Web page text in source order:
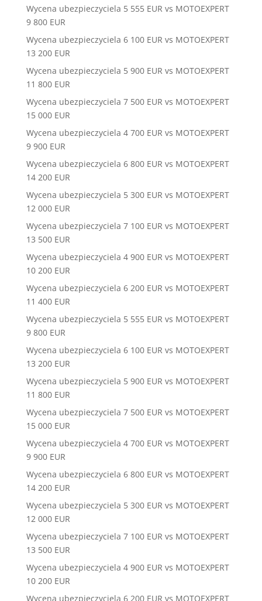
Wycena ubezpieczyciela 5 555 EUR vs MOTOEXPERT
9 800 EUR
Wycena ubezpieczyciela 6 100 EUR vs MOTOEXPERT
13 200 EUR
Wycena ubezpieczyciela 5 900 EUR vs MOTOEXPERT
11 800 EUR
Wycena ubezpieczyciela 7 500 EUR vs MOTOEXPERT
15 000 EUR
Wycena ubezpieczyciela 4 700 EUR vs MOTOEXPERT
9 900 EUR
Wycena ubezpieczyciela 6 800 EUR vs MOTOEXPERT
14 200 EUR
Wycena ubezpieczyciela 5 300 EUR vs MOTOEXPERT
12 000 EUR
Wycena ubezpieczyciela 7 100 EUR vs MOTOEXPERT
13 500 EUR
Wycena ubezpieczyciela 4 900 EUR vs MOTOEXPERT
10 200 EUR
Wycena ubezpieczyciela 6 200 EUR vs MOTOEXPERT
11 400 EUR
Wycena ubezpieczyciela 5 555 EUR vs MOTOEXPERT
9 800 EUR
Wycena ubezpieczyciela 6 100 EUR vs MOTOEXPERT
13 200 EUR
Wycena ubezpieczyciela 5 900 EUR vs MOTOEXPERT
11 800 EUR
Wycena ubezpieczyciela 7 500 EUR vs MOTOEXPERT
15 000 EUR
Wycena ubezpieczyciela 4 700 EUR vs MOTOEXPERT
9 900 EUR
Wycena ubezpieczyciela 6 800 EUR vs MOTOEXPERT
14 200 EUR
Wycena ubezpieczyciela 5 300 EUR vs MOTOEXPERT
12 000 EUR
Wycena ubezpieczyciela 7 100 EUR vs MOTOEXPERT
13 500 EUR
Wycena ubezpieczyciela 4 900 EUR vs MOTOEXPERT
10 200 EUR
Wycena ubezpieczyciela 6 200 EUR vs MOTOEXPERT